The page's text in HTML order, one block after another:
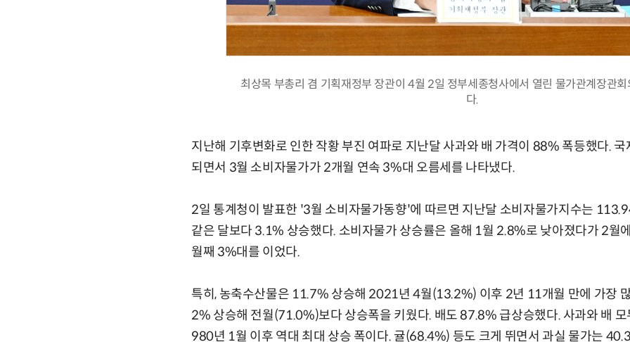
최상목 부총리 겸 기획재정부 장관이 4월 2일 정부세종청사에서 열린 물가관계장관
다.
지난해 기후변화로 인한 작황 부진 여파로 지난달 사과와 배 가격이 88% 폭등했다.
되면서 3월 소비자물가가 2개월 연속 3%대 오름세를 나타냈다.
2일 통계청이 발표한 '3월 소비자물가동향'에 따르면 지난달 소비자물가지수는
같은 달보다 3.1% 상승했다. 소비자물가 상승률은 올해 1월 2.8%로 낮아졌다가 2월
월째 3%대를 이었다.
특히, 농축수산물은 11.7% 상승해 2021년 4월(13.2%) 이후 2년 11개월 만에 가장
2% 상승해 전월(71.0%)보다 상승폭을 키웠다. 배도 87.8% 급상승했다. 사과와 배
980년 1월 이후 역대 최대 상승 폭이다. 귤(68.4%) 등도 크게 뛰면서 과실 물가는